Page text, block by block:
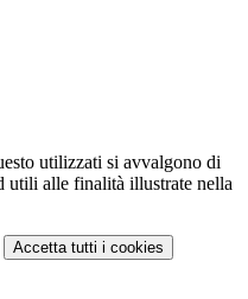
utilizzati si avvalgono di
utili alle finalità illustrate nella
Accetta tutti i cookies